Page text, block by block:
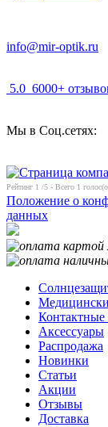
info@mir-optik.ru
5.0 6000+
Мы в Соц.сетях:
Рейтинг 1 /5 - Всего 1
Положение о
данных
Аксессуары
Распродажа
Новинки
Статьи
Акции
Отзывы
Доставка